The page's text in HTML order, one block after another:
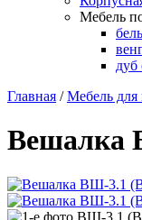
Мебель
дуб
Главная / Мебель для
Вешалка